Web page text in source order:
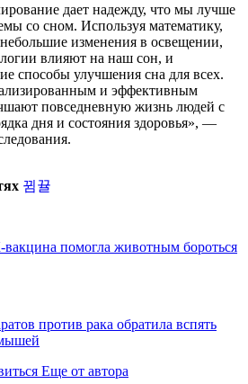
дает надежду, что мы лучше
со сном. Используя математику,
изменения в освещении,
влияют на наш сон, и
способы улучшения сна для всех.
и эффективным
повседневную жизнь людей с
дня и состояния здоровья», —
помогла животным бороться
против рака обратила вспять
Еще от автора